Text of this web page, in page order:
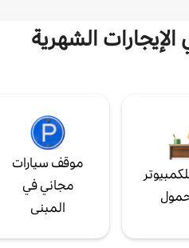
الإيجارات الشهرية
موقف سيارات
مجاني في
المبنى